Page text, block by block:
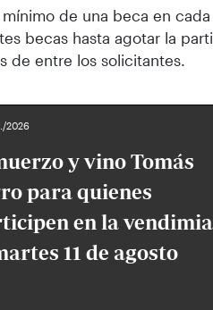
de una beca en
becas hasta agotar la
de entre los solicitantes.
2026
y vino Tomás
para quienes
en la vendimia
11 de agosto